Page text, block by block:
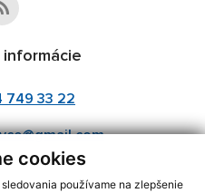
cookies
používame na zlepšenie
749 33 22